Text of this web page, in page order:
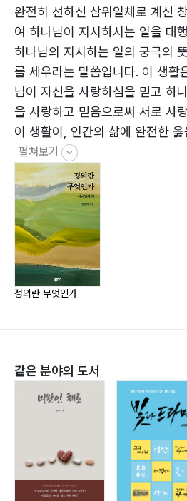
2) 인간은 자신의 참된 정체와 정
고 있습니다
Ⅲ 인간은 하나님과 분리되므로
모릅니다
1) 하나님과 분리되므로 인간은
수도 없는 무능한 존재가 되었습
2) 하나님과 분리되므로 인간은
결함이 있는 존재입니다
Ⅳ 하나님을 모르는 인간은 고통
관계를 맺어서 살고 있습니다
제2장 단어로 본 인본주의(人本
3) 인본주의의 정의(正義,
제3장 이 세상 사람은 인간의 삶
Ⅰ 약육강식의 서열 질서 속에서
쟁의 일별
1) 이 세상은 먹고사는 행위가
완전히 선하신 삼위일체로 계신
여 하나님이 지시하시는 일을 대
하나님의 지시하는 일의 궁극의
를 세우라는 말씀입니다. 이 생활
님이 자신을 사랑하심을 믿고 하
을 사랑하고 믿음으로써 서로 사
이 생활이, 인간의 삶에 완전한 옳
펼쳐보기
정의란 무엇인가
같은 분야의 도서